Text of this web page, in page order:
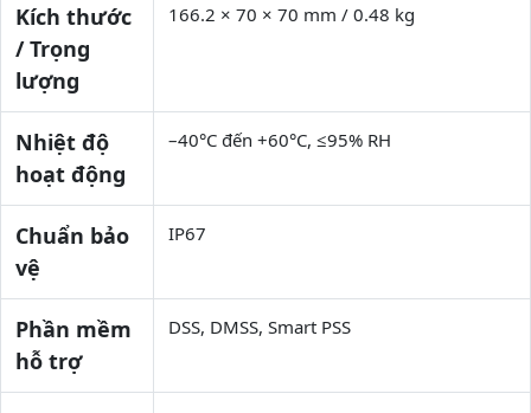
Kích thước
/ Trọng
lượng
166.2 × 70 × 70 mm / 0.48 kg
Nhiệt độ
hoạt động
–40°C đến +60°C, ≤95% RH
Chuẩn bảo
vệ
IP67
Phần mềm
hỗ trợ
DSS, DMSS, Smart PSS